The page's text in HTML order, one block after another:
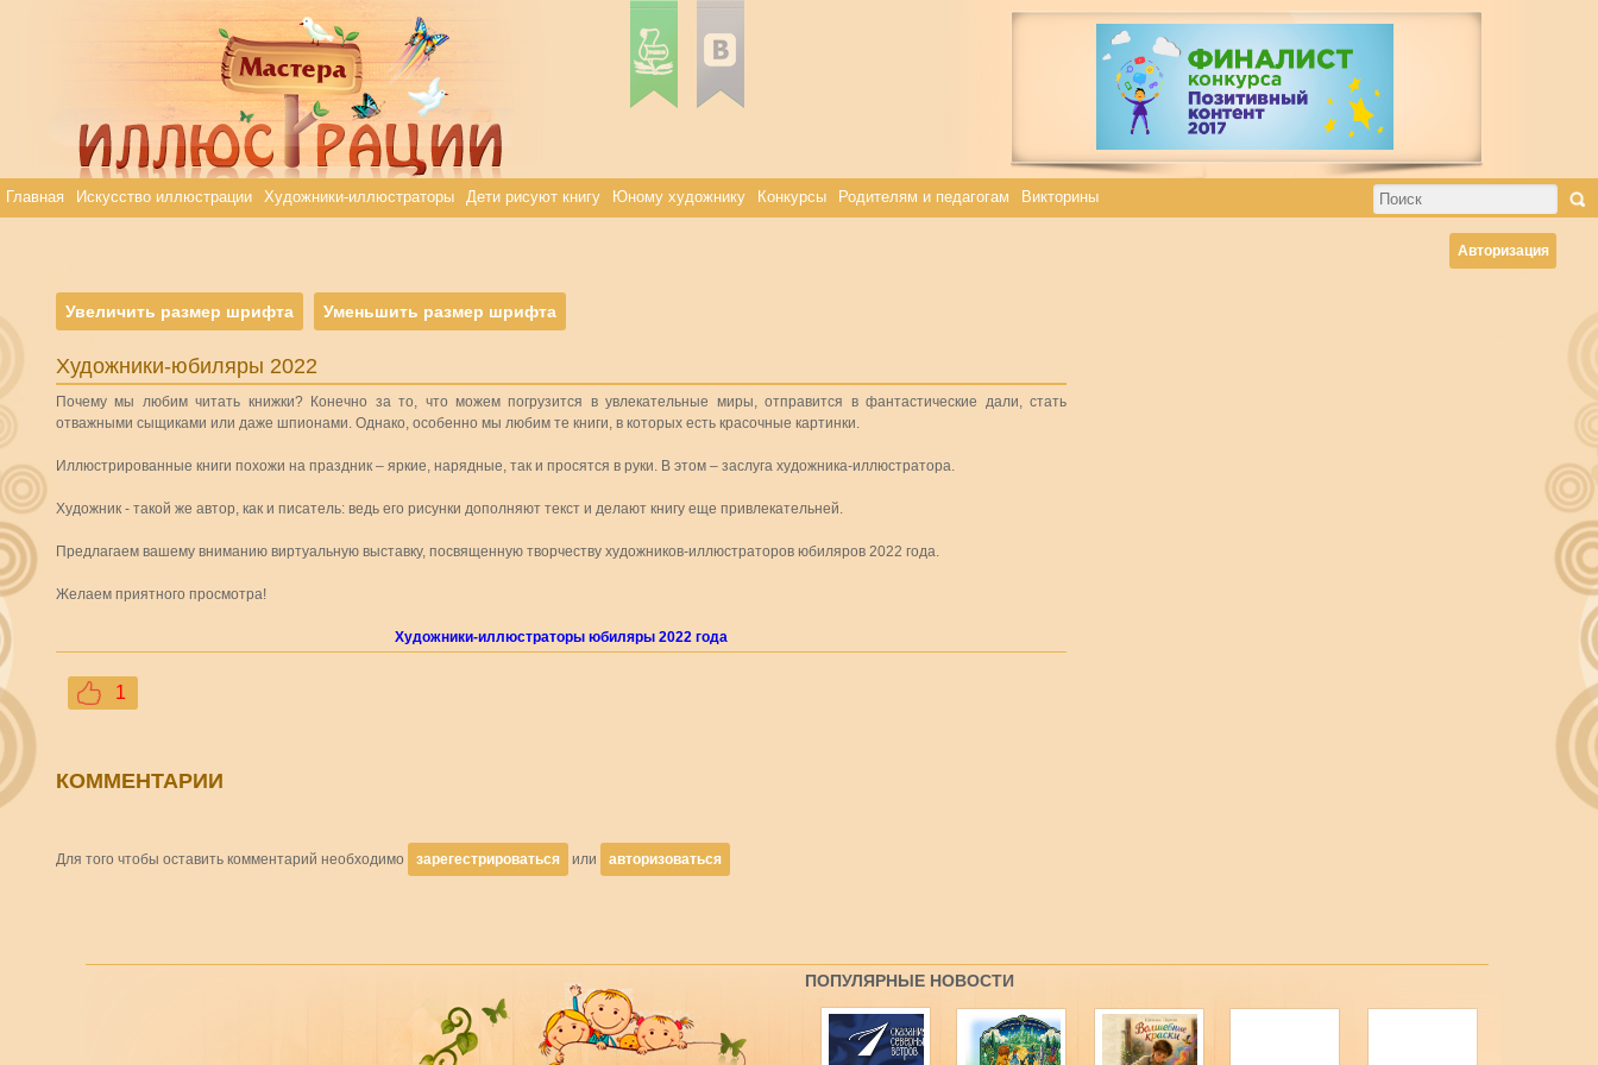
Главная Искусство иллюстрации Художники-иллюстраторы Дети рисуют книгу Юному художнику Конкурсы Родителям и педагогам Викторины
Авторизация
Увеличить размер шрифта Уменьшить размер шрифта
Художники-юбиляры 2022
Почему мы любим читать книжки? Конечно за то, что можем погрузится в увлекательные миры, отправится в фантастические дали, стать
отважными сыщиками или даже шпионами. Однако, особенно мы любим те книги, в которых есть красочные картинки.
Иллюстрированные книги похожи на праздник – яркие, нарядные, так и просятся в руки. В этом – заслуга художника-иллюстратора.
Художник - такой же автор, как и писатель: ведь его рисунки дополняют текст и делают книгу еще привлекательней.
Предлагаем вашему вниманию виртуальную выставку, посвященную творчеству художников-иллюстраторов юбиляров 2022 года.
Желаем приятного просмотра!
Художники-иллюстраторы юбиляры 2022 года
1
КОММЕНТАРИИ
Для того чтобы оставить комментарий необходимо зарегестрироваться или авторизоваться
ПОПУЛЯРНЫЕ НОВОСТИ